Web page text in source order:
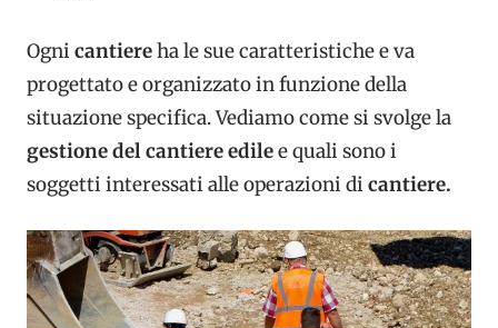
Ogni cantiereha le sue caratteristiche e va
progettato e organizzato in funzione della
situazione specifica. Vediamo come si svolge la
gestione del cantiere edilee quali sono i
soggetti interessati alle operazioni di cantiere.